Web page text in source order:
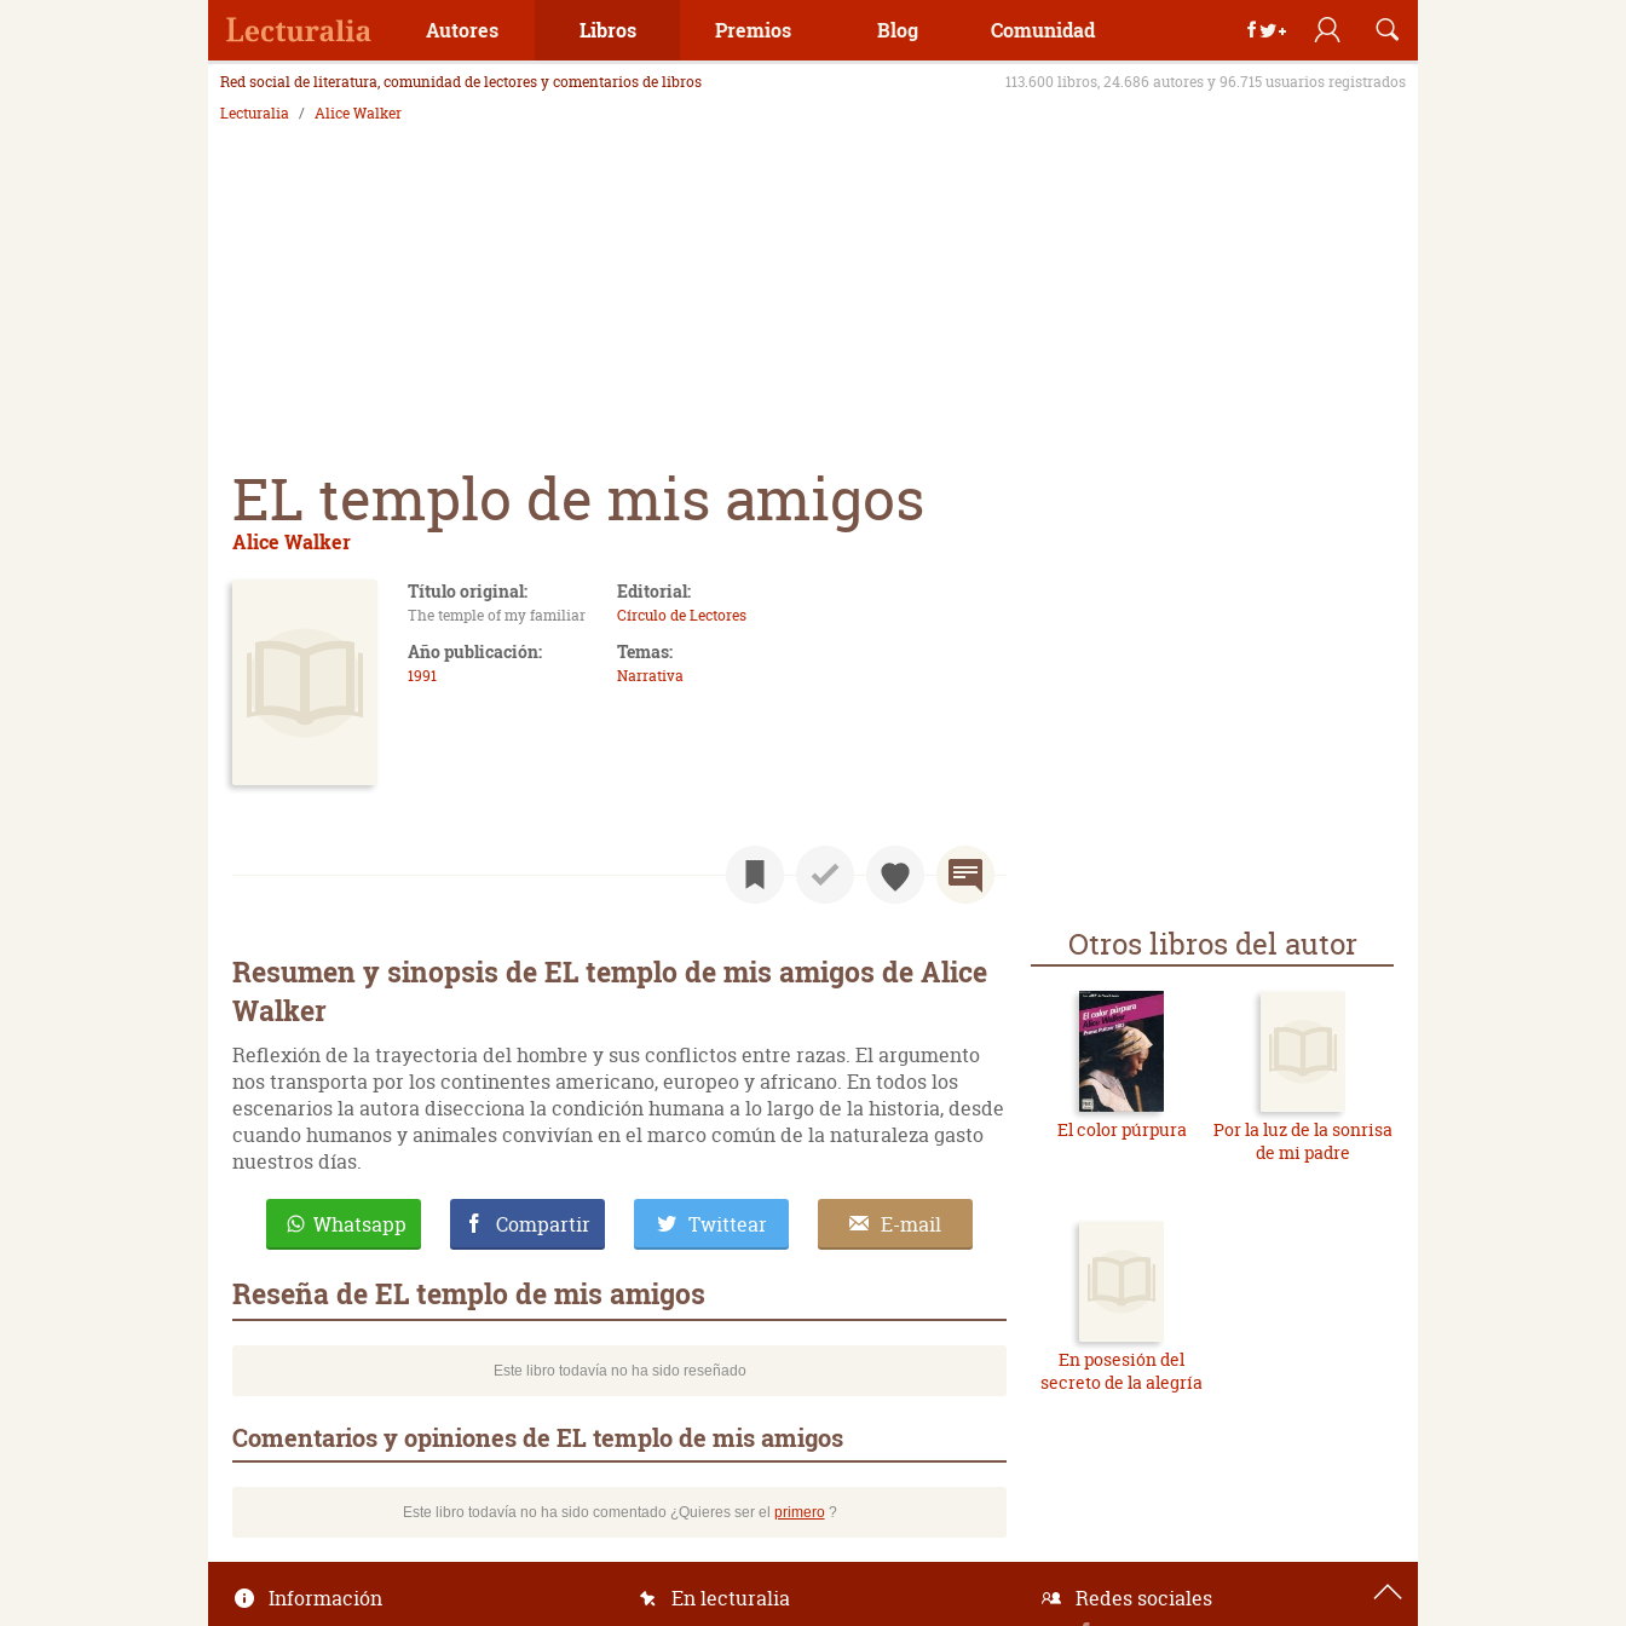
Autores Libros Premios Blog Comunidad
Red social de literatura, comunidad de lectores y comentarios de libros
113.600 libros, 24.686 autores y 96.715 usuarios registrados
Lecturalia
Alice Walker
EL templo de mis amigos
Alice Walker
Título original:
The temple of my familiar
Editorial:
Círculo de Lectores
Año publicación:
1991
Temas:
Narrativa
Resumen y sinopsis de EL templo de mis amigos de Alice
Walker
Reflexión de la trayectoria del hombre y sus conflictos entre razas. El argumento
nos transporta por los continentes americano, europeo y africano. En todos los
escenarios la autora disecciona la condición humana a lo largo de la historia, desde
cuando humanos y animales convivían en el marco común de la naturaleza gasto
nuestros días.
Whatsapp Compartir Twittear E-mail
Reseña de EL templo de mis amigos
Este libro todavía no ha sido reseñado
Comentarios y opiniones de EL templo de mis amigos
Este libro todavía no ha sido comentado ¿Quieres ser el primero?
Otros libros del autor
El color púrpura
Por la luz de la sonrisa
de mi padre
En posesión del
secreto de la alegría
Información En lecturalia Redes sociales